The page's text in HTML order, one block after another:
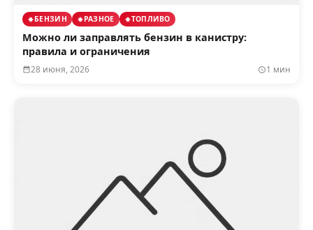
БЕНЗИН РАЗНОЕ ТОПЛИВО
Можно ли заправлять бензин в канистру:
правила и ограничения
28 июня, 2026 1 мин